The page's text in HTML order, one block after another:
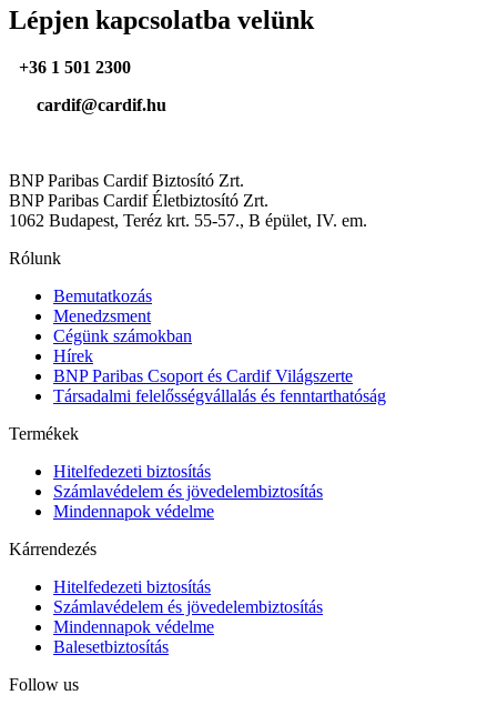
Lépjen kapcsolatba velünk
+36 1 501 2300
cardif@cardif.hu
BNP Paribas Cardif Biztosító Zrt.
BNP Paribas Cardif Életbiztosító Zrt.
1062 Budapest, Teréz krt. 55-57., B épület, IV. em.
Rólunk
Bemutatkozás
Menedzsment
Cégünk számokban
Hírek
BNP Paribas Csoport és Cardif Világszerte
Társadalmi felelősségvállalás és fenntarthatóság
Termékek
Hitelfedezeti biztosítás
Számlavédelem és jövedelembiztosítás
Mindennapok védelme
Kárrendezés
Hitelfedezeti biztosítás
Számlavédelem és jövedelembiztosítás
Mindennapok védelme
Balesetbiztosítás
Follow us